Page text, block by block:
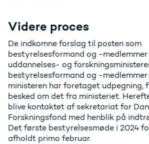
Videre proces
De indkomne forslag til posten som
bestyrelsesformand og -
uddannelses- og
bestyrelsesformand og -
ministeren har foretaget udpegning,
besked om det fra ministeriet.
blive kontaktet af sekretariat for
Forskningsfond med henblik på
Det første bestyrelsesmøde i 2024
afholdt primo februar.